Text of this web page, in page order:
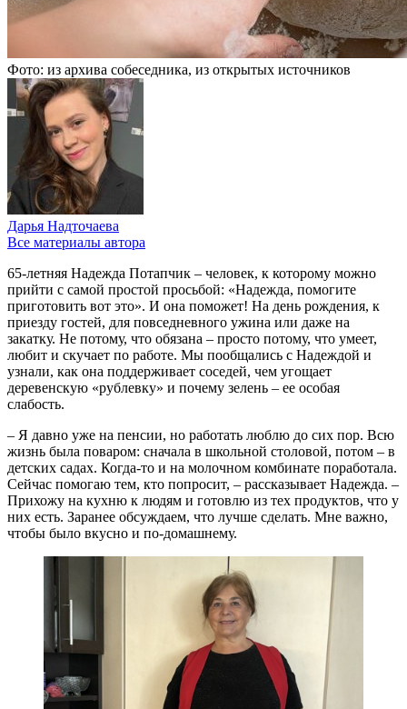
Фото: из архива собеседника, из открытых источников
Дарья Надточаева
Все материалы автора
65-летняя Надежда Потапчик – человек, к которому можно
прийти с самой простой просьбой: «Надежда, помогите
приготовить вот это». И она поможет! На день рождения, к
приезду гостей, для повседневного ужина или даже на
закатку. Не потому, что обязана – просто потому, что умеет,
любит и скучает по работе. Мы пообщались с Надеждой и
узнали, как она поддерживает соседей, чем угощает
деревенскую «рублевку» и почему зелень – ее особая
слабость.
– Я давно уже на пенсии, но работать люблю до сих пор. Всю
жизнь была поваром: сначала в школьной столовой, потом – в
детских садах. Когда-то и на молочном комбинате поработала.
Сейчас помогаю тем, кто попросит, – рассказывает Надежда. –
Прихожу на кухню к людям и готовлю из тех продуктов, что у
них есть. Заранее обсуждаем, что лучше сделать. Мне важно,
чтобы было вкусно и по-домашнему.